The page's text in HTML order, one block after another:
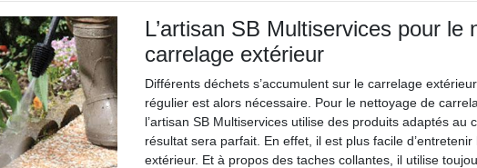
L’artisan SB Multiservices pour le
carrelage extérieur
Différents déchets s’accumulent sur le carrelage
régulier est alors nécessaire. Pour le nettoyage de
l’artisan SB Multiservices utilise des produits adaptés au
résultat sera parfait. En effet, il est plus facile
extérieur. Et à propos des taches collantes, il utilise